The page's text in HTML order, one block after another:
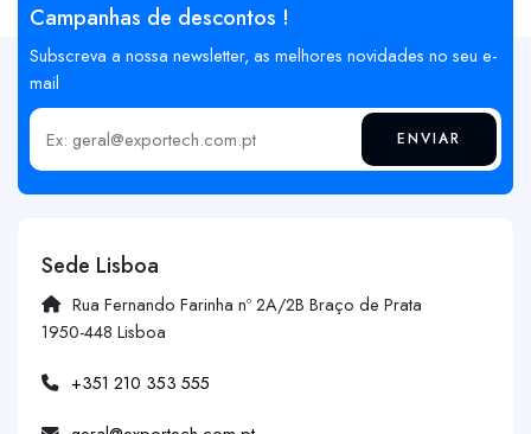
Campanhas de descontos !
Subscreva a nossa newsletter, as melhores novidades no seu e-
mail
Insira o seu email ENVIAR
Sede Lisboa
Rua Fernando Farinha nº 2A/2B Braço de Prata
1950-448 Lisboa
+351 210 353 555